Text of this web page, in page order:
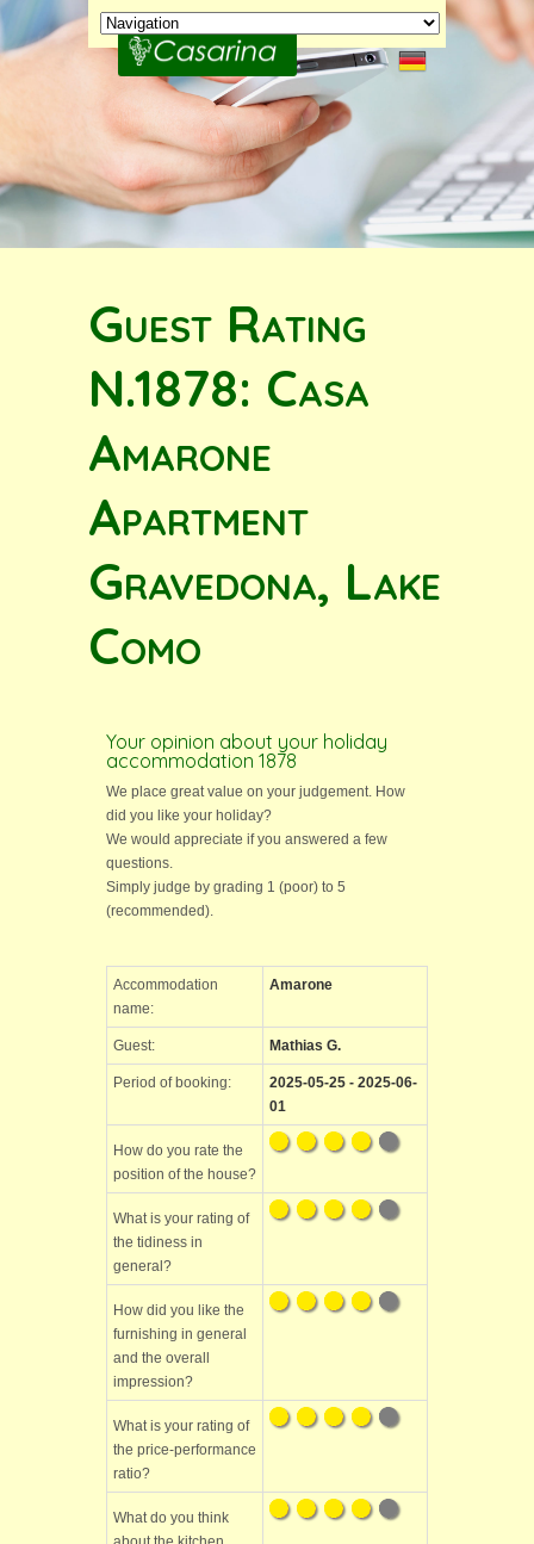
Guest Rating
N.1878: Casa
Amarone
Apartment
Gravedona, Lake
Como
Your opinion about your holiday
accommodation 1878
We place great value on your judgement. How
did you like your holiday?
We would appreciate if you answered a few
questions.
Simply judge by grading 1 (poor) to 5
(recommended).
Accommodation
name:
Amarone
Guest: Mathias G.
Period of booking:
2025-05-25 - 2025-06-
01
How do you rate the
position of the house?
What is your rating of
the tidiness in
general?
How did you like the
furnishing in general
and the overall
impression?
What is your rating of
the price-performance
ratio?
What do you think